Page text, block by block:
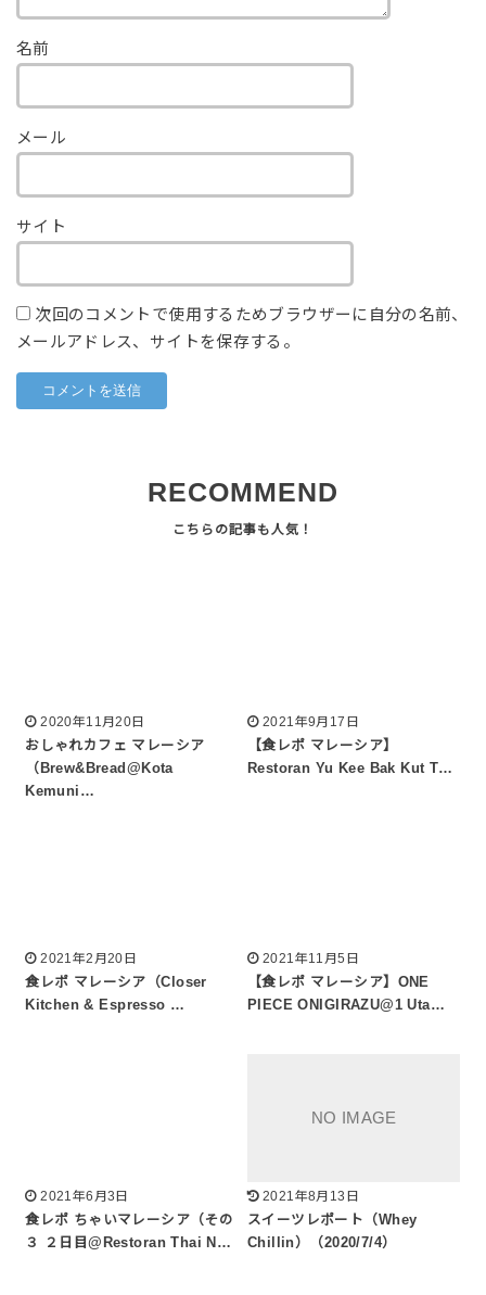
名前
メール
サイト
次回のコメントで使用するためブラウザーに自分の名前、
メールアドレス、サイトを保存する。
RECOMMEND
2020年11月20日
おしゃれカフェ マレーシア
（Brew&Bread@Kota
Kemuni…
2021年9月17日
【食レポ マレーシア】
Restoran Yu Kee Bak Kut T…
2021年2月20日
食レポ マレーシア（Closer
Kitchen & Espresso …
2021年11月5日
【食レポ マレーシア】ONE
PIECE ONIGIRAZU@1 Uta…
2021年6月3日
食レポ ちゃいマレーシア（その
３ ２日目@Restoran Thai N…
2021年8月13日
スイーツレポート（Whey
Chillin）（2020/7/4）